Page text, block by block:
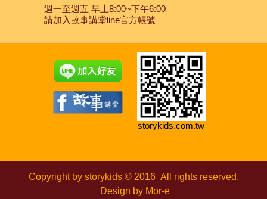
週一至週五 早上8:00~下午6:00
請加入故事講堂line官方帳號
storykids.com.tw
Copyright by storykids © 2016 All rights reserved.
Design by Mor-e